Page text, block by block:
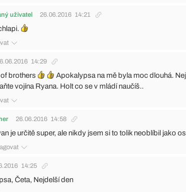
uživatel 26.06.2016 14:21
14:29
brothers
Apokalypsa na mě byla moc dlouhá.
vojína Ryana. Holt co se v mládí naučíš..
26.06.2016 14:58
je určitě super, ale nikdy jsem si to tolik neoblíbil jako
14:25
Četa, Nejdelší den